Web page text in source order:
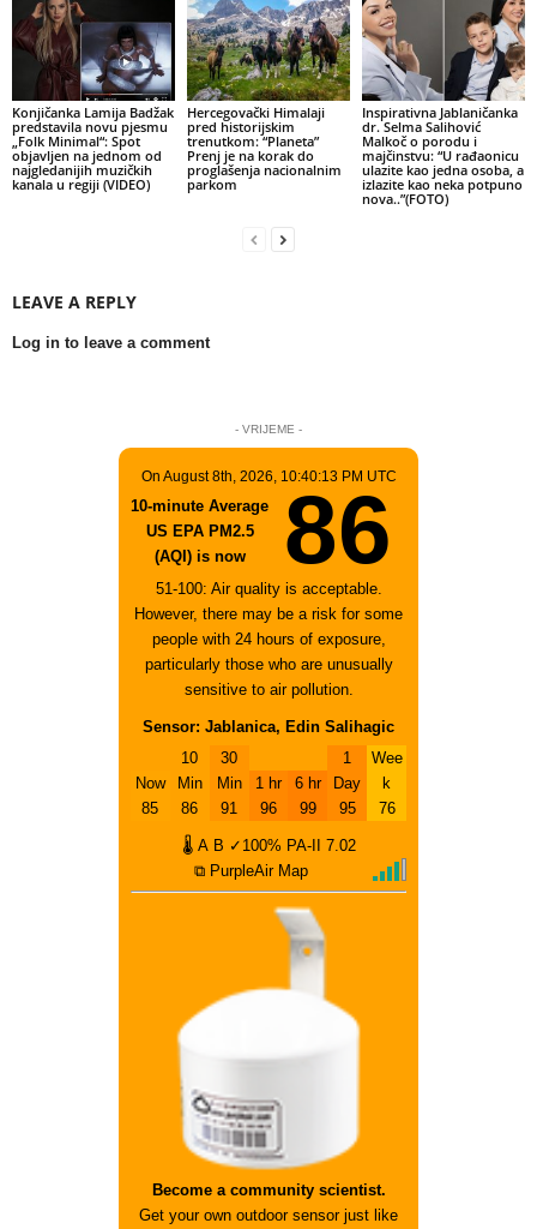
Konjičanka Lamija Badžak
predstavila novu pjesmu
„Folk Minimal“: Spot
objavljen na jednom od
najgledanijih muzičkih
kanala u regiji (VIDEO)
Hercegovački Himalaji
pred historijskim
trenutkom: “Planeta”
Prenj je na korak do
proglašenja nacionalnim
parkom
Inspirativna Jablaničanka
dr. Selma Salihović
Malkoč o porodu i
majčinstvu: “U rađaonicu
ulazite kao jedna osoba, a
izlazite kao neka potpuno
nova..”(FOTO)
LEAVE A REPLY
Log in to leave a comment
- VRIJEME -
On August 8th, 2026, 10:40:13 PM UTC
10-minute Average
US EPA PM2.5
(AQI) is now
86
51-100: Air quality is acceptable.
However, there may be a risk for some
people with 24 hours of exposure,
particularly those who are unusually
sensitive to air pollution.
Sensor: Jablanica, Edin Salihagic
Now
85
10
Min
86
30
Min
91
1 hr
96
6 hr
99
1
Day
95
Wee
k
76
🌡 A B ✓100% PA-II 7.02
⧉ PurpleAir Map
Become a community scientist.
Get your own outdoor sensor just like